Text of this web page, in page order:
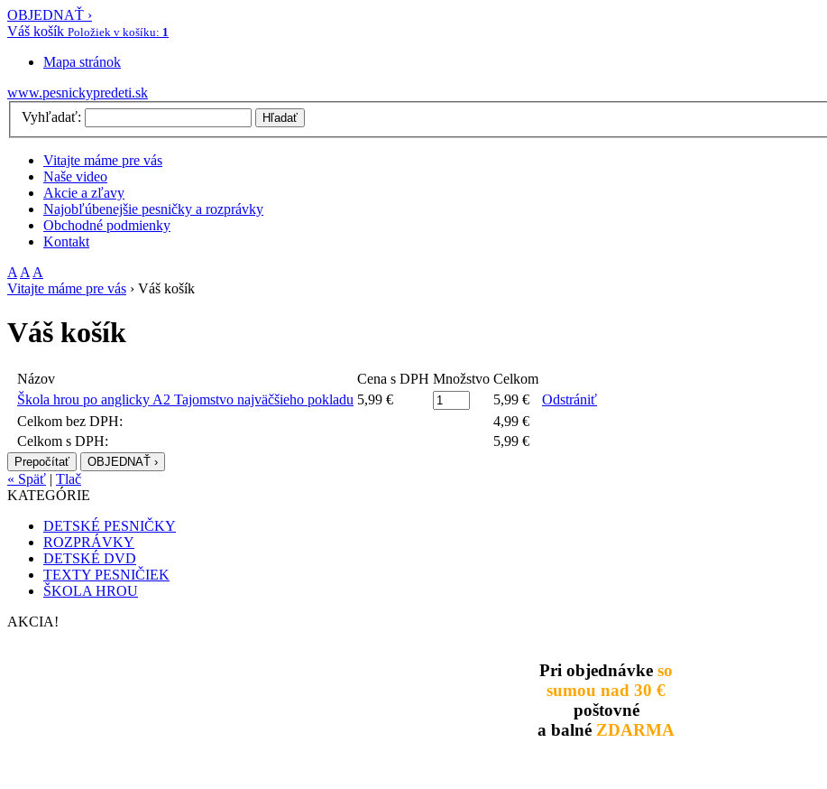
OBJEDNAŤ ›
Váš košík Položiek v košíku: 1
Mapa stránok
www.pesnickypredeti.sk
Vyhľadať:
Hľadať
Vitajte máme pre vás
Naše video
Akcie a zľavy
Najobľúbenejšie pesničky a rozprávky
Obchodné podmienky
Kontakt
A A A
Vitajte máme pre vás › Váš košík
Váš košík
Názov Cena s DPH Množstvo Celkom
Škola hrou po anglicky A2 Tajomstvo najväčšieho pokladu 5,99 € 5,99 €
Odstrániť
Celkom bez DPH:
4,99 €
Celkom s DPH:
5,99 €
Prepočítať OBJEDNAŤ ›
« Späť
Tlač
KATEGÓRIE
DETSKÉ PESNIČKY
ROZPRÁVKY
DETSKÉ DVD
TEXTY PESNIČIEK
ŠKOLA HROU
AKCIA!
Pri objednávke so
sumou nad 30 €
poštovné
a balné ZDARMA